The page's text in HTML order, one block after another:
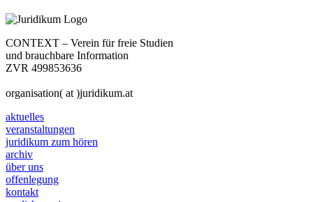
CONTEXT – Verein für freie Studien
und brauchbare Information
ZVR 499853636
organisation( at )juridikum.at
aktuelles
veranstaltungen
juridikum zum hören
archiv
über uns
offenlegung
kontakt